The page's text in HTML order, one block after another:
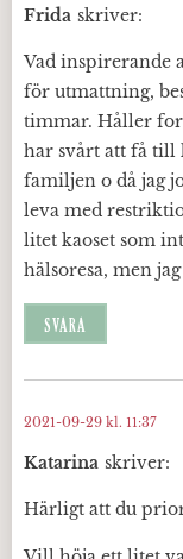
Frida skriver:
Vad inspirerande
för utmattning,
timmar. Håller
har svårt att få till
familjen o då jag
leva med
litet kaoset som
hälsoresa, men
SVARA
Katarina skriver:
2021-09-29 kl. 11:37
Härligt att du